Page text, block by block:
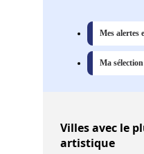
Mes alertes
Ma
Villesavec le
artistique